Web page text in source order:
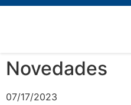
Novedades
07/17/2023